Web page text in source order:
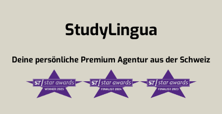
StudyLingua
Deine persönliche Premium Agentur aus der Schweiz